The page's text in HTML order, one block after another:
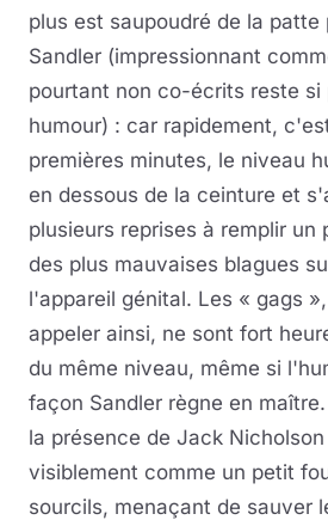
plus est saupoudré de la patte
Sandler (impressionnant
pourtant non co-écrits reste si
humour) : car rapidement,
premières minutes, le niveau
en dessous de la ceinture et
plusieurs reprises à remplir un
des plus mauvaises blagues
l'appareil génital. Les « gags
appeler ainsi, ne sont fort
du même niveau, même si
façon Sandler règne en
la présence de Jack
visiblement comme un petit
sourcils, menaçant de sauver